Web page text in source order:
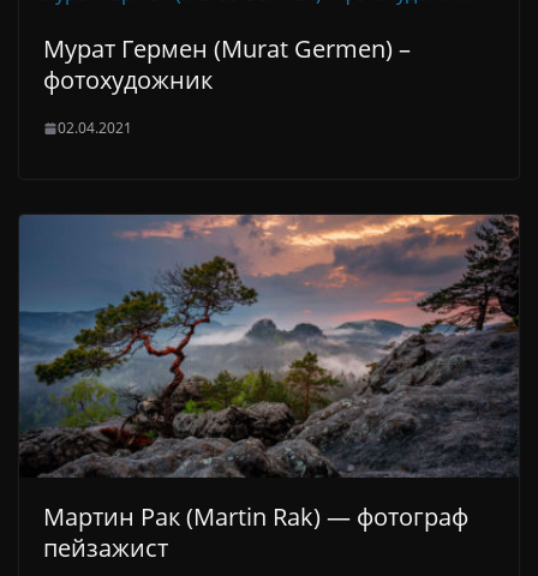
Мурат Гермен (Murat Germen) –
фотохудожник
02.04.2021
Мартин Рак (Martin Rak) — фотограф
пейзажист